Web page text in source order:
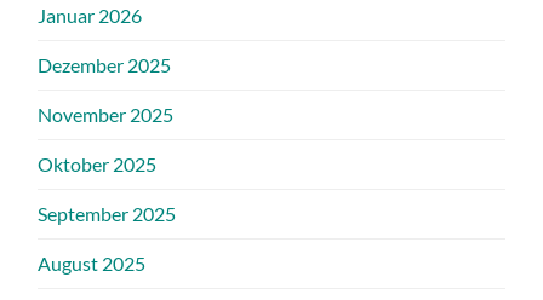
Januar 2026
Dezember 2025
November 2025
Oktober 2025
September 2025
August 2025